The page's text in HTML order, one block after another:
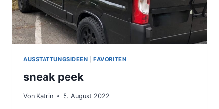
AUSSTATTUNGSIDEEN |FAVORITEN
sneak peek
Von Katrin 5. August 2022